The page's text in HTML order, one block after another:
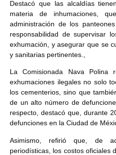
Destacó que las alcaldías
materia de inhumaciones,
administración de los
responsabilidad de supervisar
exhumación, y asegurar que se
y sanitarias pertinentes.,
La Comisionada Nava
exhumaciones ilegales no solo
los cementerios, sino que
de un alto número de
respecto, destacó que, durante
defunciones en la Ciudad de
Asimismo, refirió que, de
periodísticas, los costos oficiales